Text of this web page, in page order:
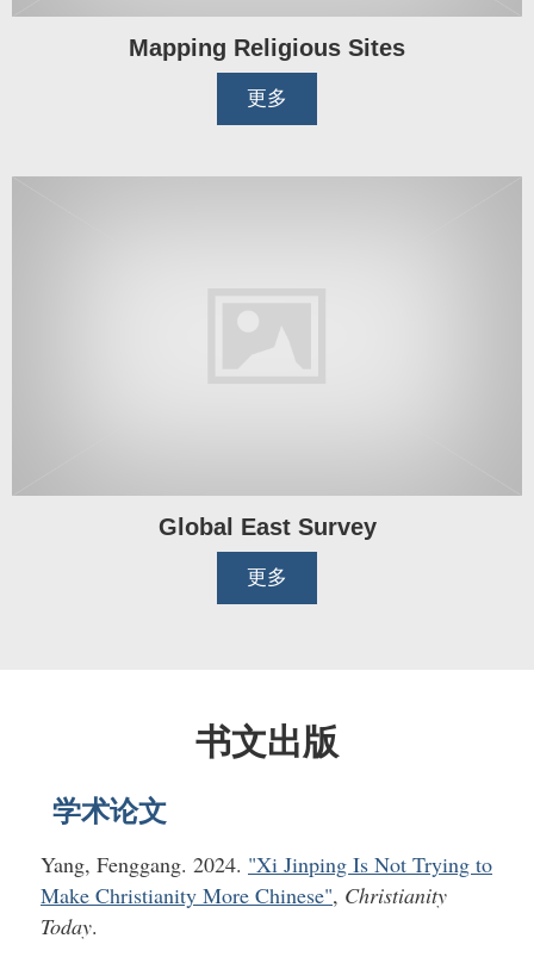
Mapping Religious Sites
更多
Global East Survey
更多
书文出版
学术论文
Yang, Fenggang. 2024. "Xi Jinping Is Not Trying to
Make Christianity More Chinese", Christianity
Today.